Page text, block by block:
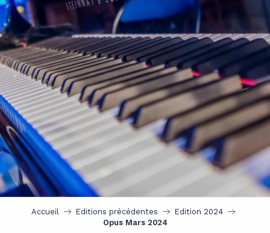
Accueil Editions précédentes
Edition 2024
Opus Mars 2024